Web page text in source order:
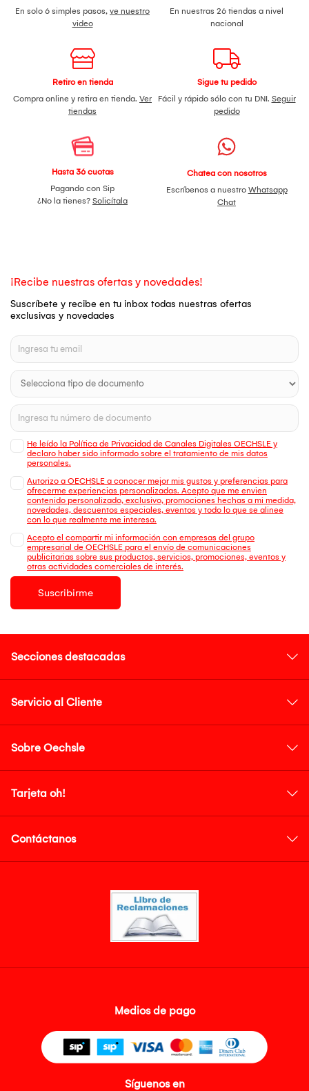
En solo 6 simples pasos, ve nuestro
video
En nuestras 26 tiendas a nivel
nacional
Retiro en tienda
Compra online y retira en tienda. Ver
tiendas
Sigue tu pedido
Fácil y rápido sólo con tu DNI. Seguir
pedido
Hasta 36 cuotas
Pagando con Sip
¿No la tienes? Solicítala
Chatea con nosotros
Escríbenos a nuestro Whatsapp
Chat
¡Recibe nuestras ofertas y novedades!
Suscríbete y recibe en tu inbox todas nuestras ofertas
exclusivas y novedades
He leído la Política de Privacidad de Canales Digitales OECHSLE y
declaro haber sido informado sobre el tratamiento de mis datos
personales.
Autorizo a OECHSLE a conocer mejor mis gustos y preferencias para
ofrecerme experiencias personalizadas. Acepto que me envien
contenido personalizado, exclusivo, promociones hechas a mi medida,
novedades, descuentos especiales, eventos y todo lo que se alinee
con lo que realmente me interesa.
Acepto el compartir mi información con empresas del grupo
empresarial de OECHSLE para el envío de comunicaciones
publicitarias sobre sus productos, servicios, promociones, eventos y
otras actividades comerciales de interés.
Suscribirme
Secciones destacadas
Servicio al Cliente
Sobre Oechsle
Tarjeta oh!
Contáctanos
Medios de pago
Síguenos en